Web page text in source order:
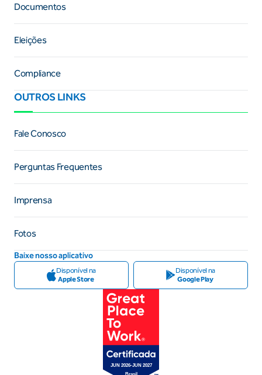
Documentos
Eleições
Compliance
OUTROS LINKS
Fale Conosco
Perguntas Frequentes
Imprensa
Fotos
Baixe nosso aplicativo
Disponível na
Apple Store
Disponível na
Google Play